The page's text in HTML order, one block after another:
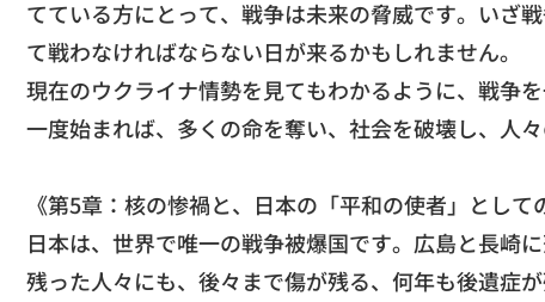
てている方にとって、戦争は未来の脅威です。 いざ
て戦わなければならない日が来るかもしれません。
​現在のウクライナ情勢を見てもわかるように、 戦争
一度始まれば、 多くの命を奪い、社会を破壊し、人
《第5章：核の惨禍と、日本の「平和の使者」として
​日本は、世界で唯一の戦争被爆国です。 広島と長崎
残った人々にも、後々まで傷が残る、何年も後遺症が